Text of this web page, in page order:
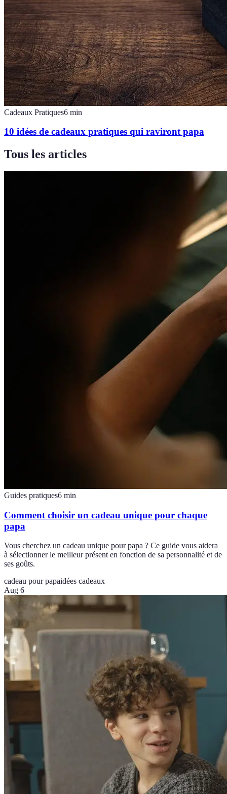
Cadeaux Pratiques6 min
10 idées de cadeaux pratiques qui raviront papa
Tous les articles
Guides pratiques6 min
Comment choisir un cadeau unique pour chaque
papa
Vous cherchez un cadeau unique pour papa ? Ce guide vous aidera
à sélectionner le meilleur présent en fonction de sa personnalité et de
ses goûts.
cadeau pour papaidées cadeaux
Aug 6